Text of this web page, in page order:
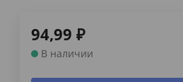
94,99 ₽
В наличии